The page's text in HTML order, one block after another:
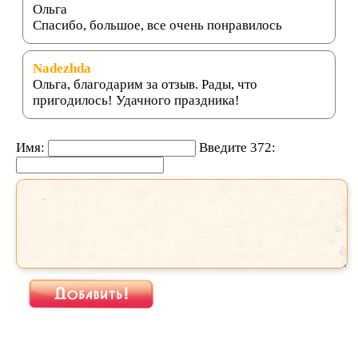
Ольга
Спасибо, большое, все очень понравилось
Nadezhda
Ольга, благодарим за отзыв. Рады, что
пригодилось! Удачного праздника!
Имя: Введите 372: